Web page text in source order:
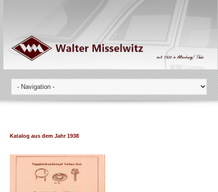
Katalog aus dem Jahr 1938